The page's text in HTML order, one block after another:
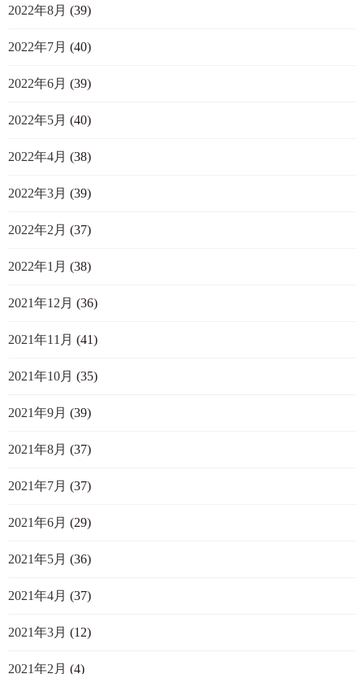
2022年8月 (39)
2022年7月 (40)
2022年6月 (39)
2022年5月 (40)
2022年4月 (38)
2022年3月 (39)
2022年2月 (37)
2022年1月 (38)
2021年12月 (36)
2021年11月 (41)
2021年10月 (35)
2021年9月 (39)
2021年8月 (37)
2021年7月 (37)
2021年6月 (29)
2021年5月 (36)
2021年4月 (37)
2021年3月 (12)
2021年2月 (4)